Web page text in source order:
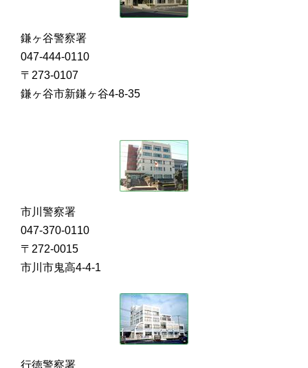
鎌ヶ谷警察署
047-444-0110
〒273-0107
鎌ヶ谷市新鎌ヶ谷4-8-35
市川警察署
047-370-0110
〒272-0015
市川市鬼高4-4-1
行徳警察署